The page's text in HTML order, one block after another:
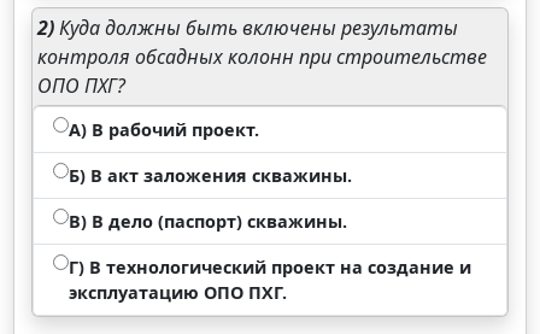
2)Куда должны быть включены результаты
контроля обсадных колонн при строительстве
ОПО ПХГ?
А) В рабочий проект.
Б) В акт заложения скважины.
В) В дело (паспорт) скважины.
Г) В технологический проект на создание и
эксплуатацию ОПО ПХГ.